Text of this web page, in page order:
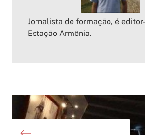
Jornalista de formação, é
Estação Armênia.